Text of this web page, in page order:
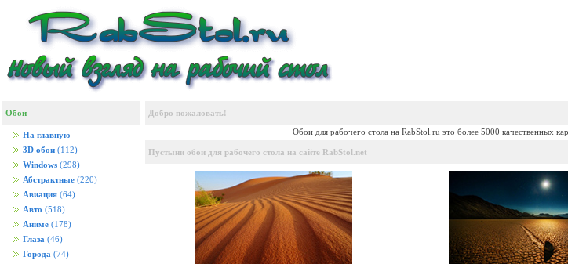
Обои
На главную
3D обои (112)
Windows (298)
Абстрактные (220)
Авиация (64)
Авто (518)
Аниме (178)
Глаза (46)
Города (74)
Добро пожаловать!
Обои для рабочего стола на RabStol.ru это более 5000 качественных
Пустыни обои для рабочего стола на сайте RabStol.net